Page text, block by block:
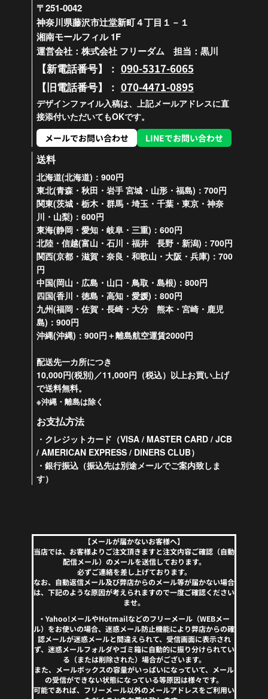
〒251-0042
神奈川県藤沢市辻堂新町４丁目１－１
湘南モールフィル 1F
運営会社：株式会社 フリーダム 担当：黒川
【新電話番号】： 090-5317-6065
【旧電話番号】： 070-4471-0895
デザインファイル入稿は、上記メールアドレスに直
接添付いただいてもOKです。
メールでお問い合わせ
LINEでお問い合わせ
送料
北海道(北海道)：900円
東北(青森・秋田・岩手 宮城・山形・福島)：700円
関東(茨城・栃木・群馬・埼玉・千葉・東京・神奈
川・山梨)：600円
東海(静岡・愛知・岐阜・三重)：600円
北陸・信越(富山・石川・福井 長野・新潟)：700円
関西(京都・滋賀・奈良・和歌山・大阪・兵庫)：700
円
中国(岡山・広島・山口・鳥取・島根)：800円
四国(香川・徳島・高知・愛媛)：800円
九州(福岡・佐賀・長崎・大分 熊本・宮崎・鹿児
島)：900円
沖縄(沖縄)：900円＋離島航空運賃2000円
配送先一カ所につき
10,000円(税別)／11,000円（税込）以上お買い上げ
で送料無料。
※沖縄・離島は除く
お支払方法
・クレジットカード（VISA / MASTER CARD / JCB
/ AMERICAN EXPRESS / DINERS CLUB）
・銀行振込（振込先は別途メールでご案内致しま
す）
【メールが届かないお客様へ】
当店では、お客様よりご注文頂きますと注文内容ご確認（自動
配信メール）のメールを送信しております。
必ずご連絡を差し上げております。
なお、自動返信メール及び弊店からのメール等が届かない場合
は、下記のような原因が考えられますので一度ご確認ください
ませ。
・Yahoo!メールやHotmailなどのフリーメール（WEBメー
ル）をお使いの場合、迷惑メール防止機能により弊店からの確
認メールが迷惑メールと間違えられて、受信画面に表示され
ず、迷惑メールフォルダやゴミ箱に自動的に振り分けられてい
る（または削除された）場合がございます。
また、メールボックスの容量がいっぱいになっていて、メール
の受信ができない状態になっている等原因は様々です。
可能であれば、フリーメール以外のメールアドレスをご利用い